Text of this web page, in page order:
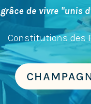
de vivre "unis
Constitutions des